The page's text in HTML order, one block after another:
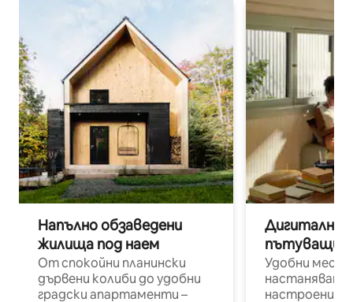
Напълно обзаведени
жилища под наем
От спокойни планински
дървени колиби до удобни
градски апартаменти –
Дигитални
пътуващи
Удобни
настаняване
настроени и